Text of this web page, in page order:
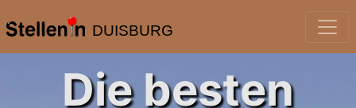
DUISBURG
Die besten